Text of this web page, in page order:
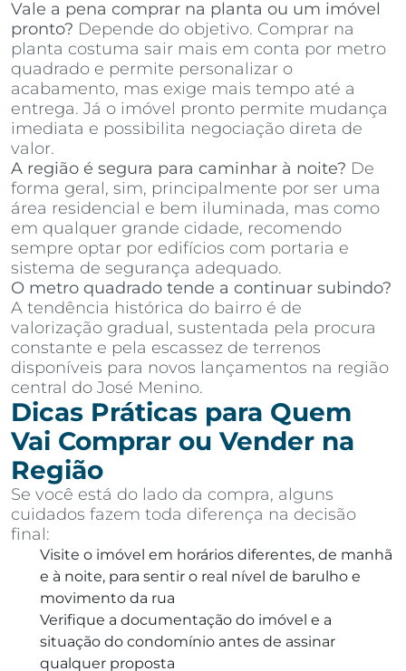
Vale a pena comprar na planta ou um imóvel
pronto? Depende do objetivo. Comprar na
planta costuma sair mais em conta por metro
quadrado e permite personalizar o
acabamento, mas exige mais tempo até a
entrega. Já o imóvel pronto permite mudança
imediata e possibilita negociação direta de
valor.
A região é segura para caminhar à noite? De
forma geral, sim, principalmente por ser uma
área residencial e bem iluminada, mas como
em qualquer grande cidade, recomendo
sempre optar por edifícios com portaria e
sistema de segurança adequado.
O metro quadrado tende a continuar subindo?
A tendência histórica do bairro é de
valorização gradual, sustentada pela procura
constante e pela escassez de terrenos
disponíveis para novos lançamentos na região
central do José Menino.
Dicas Práticas para Quem
Vai Comprar ou Vender na
Região
Se você está do lado da compra, alguns
cuidados fazem toda diferença na decisão
final:
Visite o imóvel em horários diferentes, de manhã
e à noite, para sentir o real nível de barulho e
movimento da rua
Verifique a documentação do imóvel e a
situação do condomínio antes de assinar
qualquer proposta